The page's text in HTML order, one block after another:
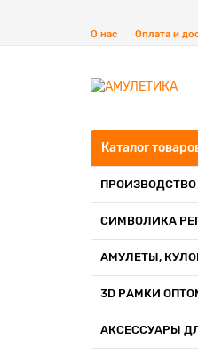
О нас
Оплата и
Каталог
СИМВОЛИКА
АМУЛЕТЫ,
3D РАМКИ
АКСЕССУАРЫ